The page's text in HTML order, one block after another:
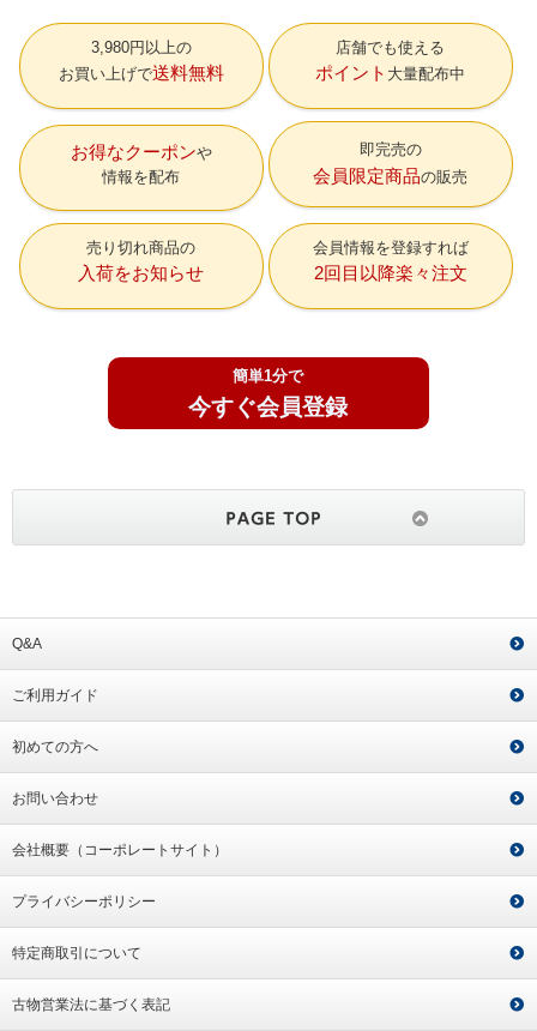
3,980円以上の
お買い上げで送料無料
店舗でも使える
ポイント 大量配布中
お得なクーポン
情報を配布
即完売の
会員限定商品の販売
売り切れ商品の
入荷をお知らせ
会員情報を登録すれば
2回目以降楽々注文
簡単1分で
今すぐ会員登録
Q&A
ご利用ガイド
初めての方へ
お問い合わせ
会社概要（コーポレートサイト）
プライバシーポリシー
特定商取引について
古物営業法に基づく表記